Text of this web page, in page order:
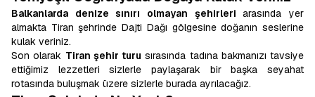
Balkanlarda denize sınırı olmayan şehirleriarasında yer
almakta Tiran şehrinde Dajti Dağı gölgesine doğanın seslerine
kulak veriniz.
Son olarak Tiran şehir turu sırasında tadına bakmanızı tavsiye
ettiğimiz lezzetleri sizlerle paylaşarak bir başka seyahat
rotasında buluşmak üzere sizlerle burada ayrılacağız.